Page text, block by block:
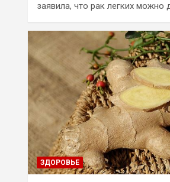
заявила, что рак легких можно
ЗДОРОВЬЕ